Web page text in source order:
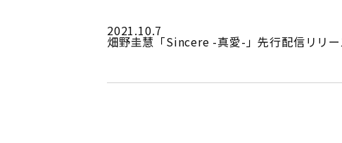
2021.10.7
畑野圭慧「Sincere -真愛-」先行配信リリー